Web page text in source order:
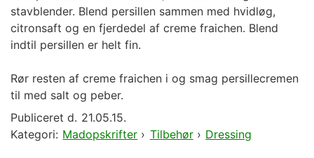
stavblender. Blend persillen sammen med hvidløg,
citronsaft og en fjerdedel af creme fraichen. Blend
indtil persillen er helt fin.
Rør resten af creme fraichen i og smag persillecremen
til med salt og peber.
Publiceret d. 21.05.15.
Kategori: Madopskrifter › Tilbehør› Dressing